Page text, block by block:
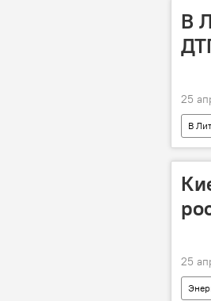
В
25
В
25